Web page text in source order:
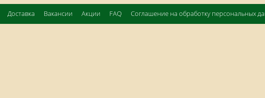
Доставка Вакансии Акции FAQ Соглашение на обработку персональных